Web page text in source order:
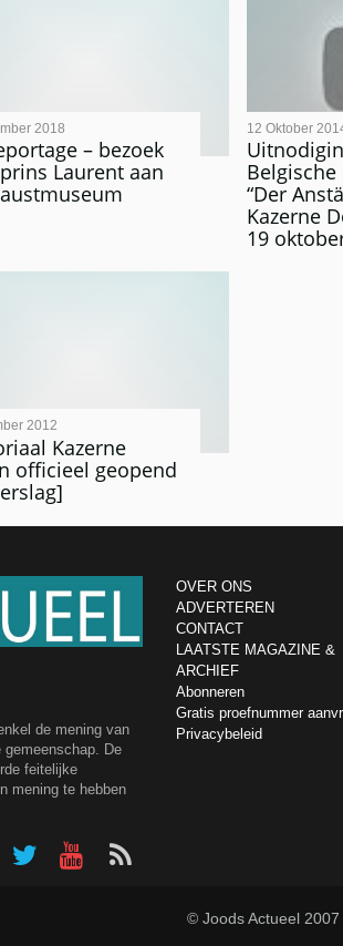
– bezoek
Laurent aan
2018
“Der
Kazerne
19
12 Oktober
Kazerne
officieel geopend
2012
de mening van
De
feitelijke
mening te hebben
OVER ONS
ADVERTEREN
CONTACT
LAATSTE MAGAZINE &
ARCHIEF
Abonneren
Gratis proefnummer
Privacybeleid
© Joods Actueel 2007